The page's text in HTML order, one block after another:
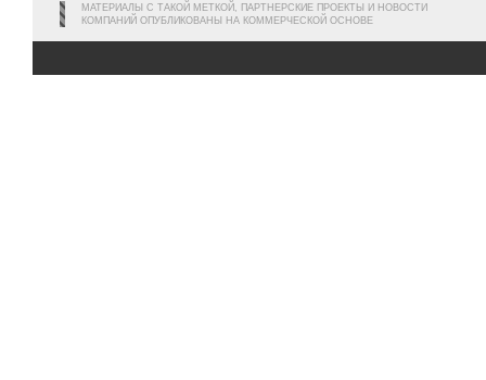
МАТЕРИАЛЫ С ТАКОЙ МЕТКОЙ, ПАРТНЕРСКИЕ ПРОЕКТЫ И НОВОСТИ
КОМПАНИЙ ОПУБЛИКОВАНЫ НА КОММЕРЧЕСКОЙ ОСНОВЕ